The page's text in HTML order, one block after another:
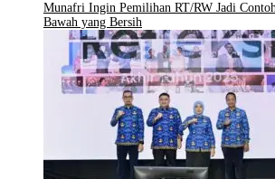
Munafri Ingin Pemilihan RT/RW Jadi
Bawah yang Bersih